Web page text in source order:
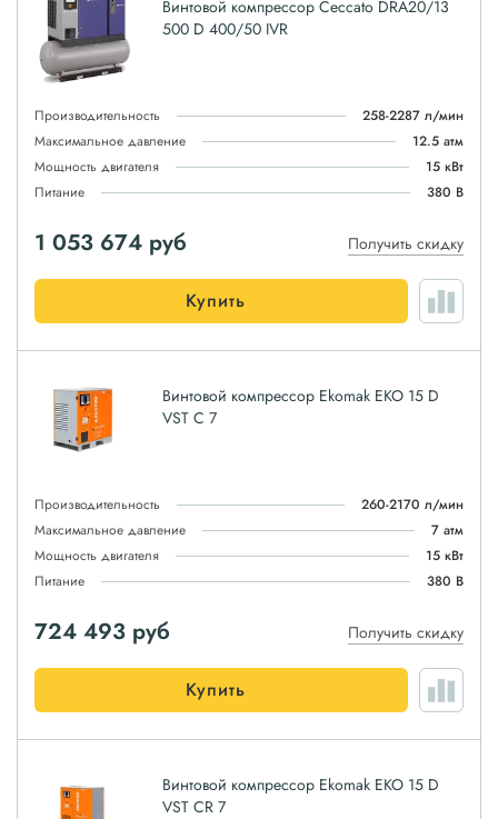
Винтовой компрессор Ceccato DRA20/13
500 D 400/50 IVR
Производительность
258-2287 л/мин
Максимальное давление
12.5 атм
Мощность двигателя
15 кВт
Питание
380 В
1 053 674 руб Получить скидку
Купить
Винтовой компрессор Ekomak EKO 15 D
VST C 7
Производительность
260-2170 л/мин
Максимальное давление
7 атм
Мощность двигателя
15 кВт
Питание
380 В
724 493 руб Получить скидку
Купить
Винтовой компрессор Ekomak EKO 15 D
VST CR 7